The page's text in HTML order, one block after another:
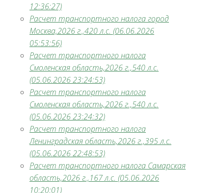
12:36:27)
Расчет транспортного налога город
Москва,2026 г.,420 л.с. (06.06.2026
05:53:56)
Расчет транспортного налога
Смоленская область,2026 г.,540 л.с.
(05.06.2026 23:24:53)
Расчет транспортного налога
Смоленская область,2026 г.,540 л.с.
(05.06.2026 23:24:32)
Расчет транспортного налога
Ленинградская область,2026 г.,395 л.с.
(05.06.2026 22:48:53)
Расчет транспортного налога Самарская
область,2026 г.,167 л.с. (05.06.2026
10:20:01)